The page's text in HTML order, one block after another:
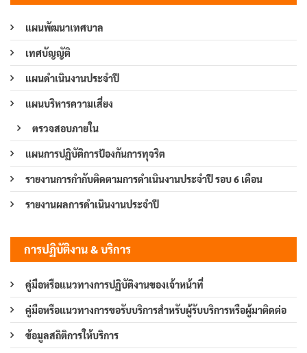
แผนพัฒนาเทศบาล
เทศบัญญัติ
แผนดำเนินงานประจำปี
แผนบริหารความเสี่ยง
ตรวจสอบภายใน
แผนการปฏิบัติการป้องกันการทุจริต
รายงานการกำกับติดตามการดำเนินงานประจำปี รอบ 6 เดือน
รายงานผลการดำเนินงานประจำปี
การปฏิบัติงาน & บริการ
คู่มือหรือแนวทางการปฏิบัติงานของเจ้าหน้าที่
คู่มือหรือแนวทางการขอรับบริการสำหรับผู้รับบริการหรือผู้มาติดต่อ
ข้อมูลสถิติการให้บริการ